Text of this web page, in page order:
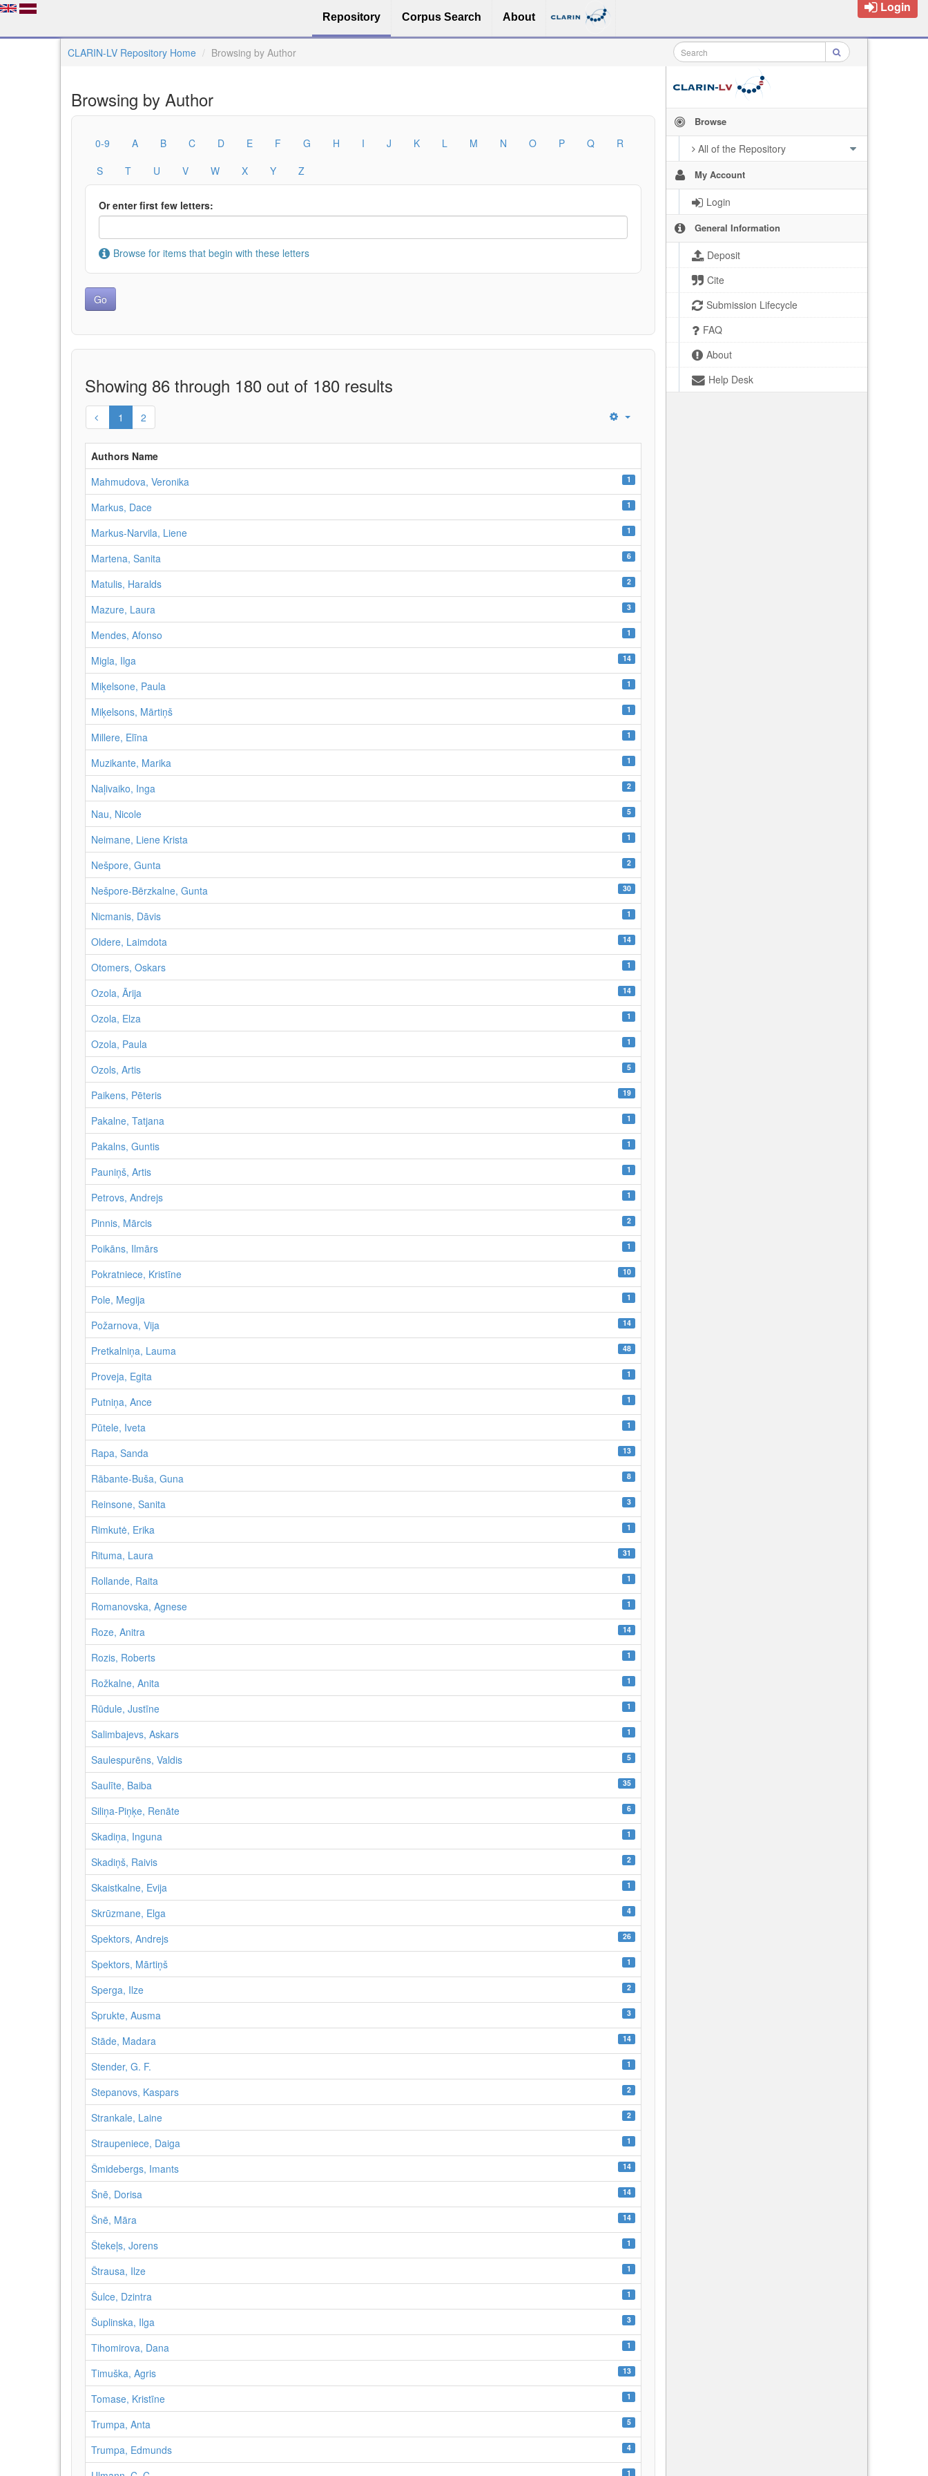
Repository Corpus Search About
Login
CLARIN-LV Repository Home Browsing by Author
Browse
All of the Repository
My Account
Login
General Information
Deposit
Cite
Submission Lifecycle
FAQ
About
Help Desk
Browsing by Author
0-9 A B C D E F G H I J K L M N O P Q
R
S
T U V W X Y Z
Or enter first few letters:
Browse for items that begin with these letters
Showing 86 through 180 out of 180 results
1 2
Authors Name
Mahmudova, Veronika
1
Markus, Dace 1
Markus-Narvila, Liene 1
Martena, Sanita 6
Matulis, Haralds 2
Mazure, Laura 3
Mendes, Afonso 1
Migla, Ilga 14
Miķelsone, Paula 1
Miķelsons, Mārtiņš 1
Millere, Elīna 1
Muzikante, Marika 1
Naļivaiko, Inga 2
Nau, Nicole 5
Neimane, Liene Krista 1
Nešpore, Gunta 2
Nešpore-Bērzkalne, Gunta 30
Nicmanis, Dāvis 1
Oldere, Laimdota 14
Otomers, Oskars 1
Ozola, Ārija 14
Ozola, Elza 1
Ozola, Paula 1
Ozols, Artis 5
Paikens, Pēteris 19
Pakalne, Tatjana 1
Pakalns, Guntis 1
Pauniņš, Artis 1
Petrovs, Andrejs 1
Pinnis, Mārcis 2
Poikāns, Ilmārs 1
Pokratniece, Kristīne 10
Pole, Megija 1
Požarnova, Vija 14
Pretkalniņa, Lauma 48
Proveja, Egita 1
Putniņa, Ance 1
Pūtele, Iveta 1
Rapa, Sanda 13
Rābante-Buša, Guna 8
Reinsone, Sanita 3
Rimkutė, Erika 1
Rituma, Laura 31
Rollande, Raita 1
Romanovska, Agnese 1
Roze, Anitra 14
Rozis, Roberts 1
Rožkalne, Anita 1
Rūdule, Justīne 1
Salimbajevs, Askars 1
Saulespurēns, Valdis 5
Saulīte, Baiba 35
Siliņa-Piņķe, Renāte 6
Skadiņa, Inguna 1
Skadiņš, Raivis 2
Skaistkalne, Evija 1
Skrūzmane, Elga 4
Spektors, Andrejs 26
Spektors, Mārtiņš 1
Sperga, Ilze 2
Sprukte, Ausma 3
Stāde, Madara 14
Stender, G. F. 1
Stepanovs, Kaspars 2
Strankale, Laine 2
Straupeniece, Daiga 1
Šmidebergs, Imants 14
Šnē, Dorisa 14
Šnē, Māra 14
Štekeļs, Jorens 1
Štrausa, Ilze 1
Šulce, Dzintra 1
Šuplinska, Ilga 3
Tihomirova, Dana 1
Timuška, Agris 13
Tomase, Kristīne 1
Trumpa, Anta 5
Trumpa, Edmunds 4
1